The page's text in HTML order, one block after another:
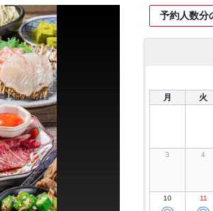
予約人数分
月 火
3 4
10 11